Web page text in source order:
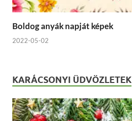
Boldog anyák napját képek
2022-05-02
KARÁCSONYI ÜDVÖZLETEK